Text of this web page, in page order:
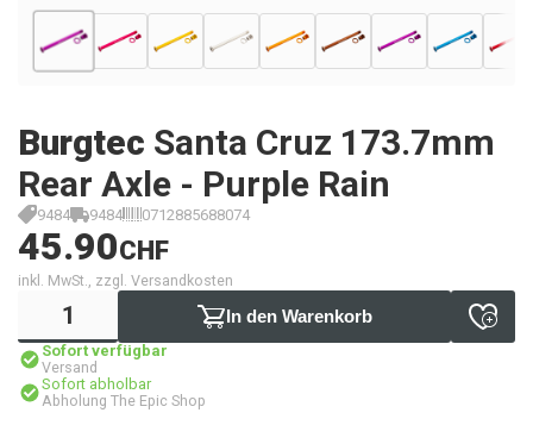
Burgtec Santa Cruz 173.7mm
Rear Axle - Purple Rain
9484 9484 0712885688074
45.90CHF
inkl. MwSt., zzgl. Versandkosten
In den Warenkorb
Sofort verfügbar
Versand
Sofort abholbar
Abholung The Epic Shop